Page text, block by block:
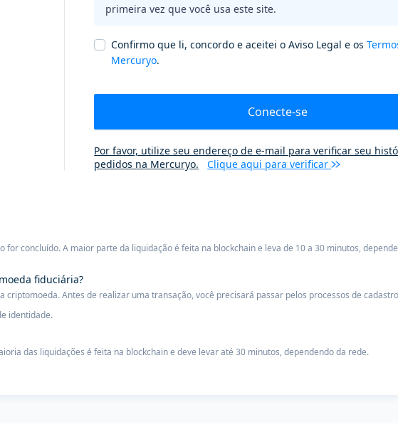
primeira vez que você usa este site.
Confirmo que li, concordo e aceitei o Aviso Legal e os
Mercuryo.
Conecte-se
Por favor, utilize seu endereço de e-mail para verificar seu
pedidos na Mercuryo.
Clique aqui para verificar
concluído. A maior parte da liquidação é feita na blockchain e leva de 10 a 30 minutos,
fiduciária?
Antes de realizar uma transação, você precisará passar pelos processos de cadastro
identidade.
das liquidações é feita na blockchain e deve levar até 30 minutos, dependendo da rede.